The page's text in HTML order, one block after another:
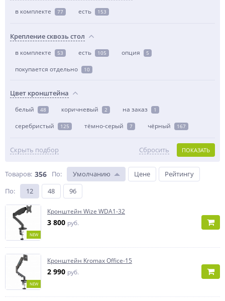
в комплекте 77 есть 153
Крепление сквозь стол
в комплекте 53 есть 105 опция 5
покупается отдельно 10
Цвет кронштейна
белый 48 коричневый 2 на заказ 1
серебристый 125 тёмно-серый 7 чёрный 167
Скрыть подбор ПОКАЗАТЬ
Сбросить
Товаров: 356 По: Умолчанию Цене
Рейтингу
По: 12 48 96
NEW
Кронштейн Wize WDA1-32
3 800 руб.
NEW
Кронштейн Kromax Office-15
2 990 руб.